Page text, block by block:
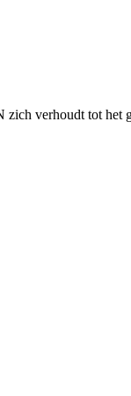
zich verhoudt tot het